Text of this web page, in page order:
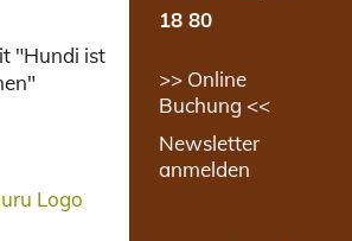
18 80
>> Online
Buchung <<
Newsletter
anmelden